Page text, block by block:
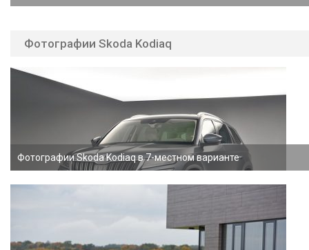
Фотографии Skoda Kodiaq
Фотографии Skoda Kodiaq в 7-местном варианте